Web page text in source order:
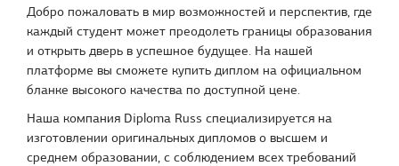
Добро пожаловать в мир возможностей и перспектив, где
каждый студент может преодолеть границы образования
и открыть дверь в успешное будущее. На нашей
платформе вы сможете купить диплом на официальном
бланке высокого качества по доступной цене.
Наша компания Diploma Russ специализируется на
изготовлении оригинальных дипломов о высшем и
среднем образовании, с соблюдением всех требований